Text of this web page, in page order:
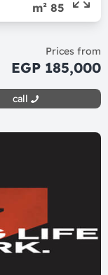
85 m²
Prices from
185,000 EGP
call